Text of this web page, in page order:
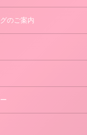
のご案内